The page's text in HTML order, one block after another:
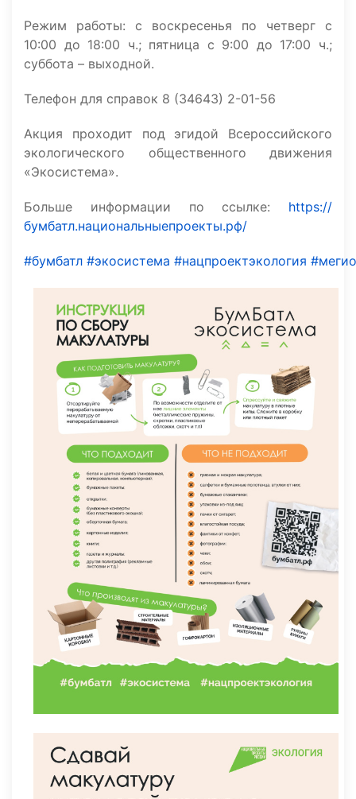
Режим работы: с воскресенья по четверг с
10:00 до 18:00 ч.; пятница с 9:00 до 17:00 ч.;
суббота – выходной.
Телефон для справок 8 (34643) 2-01-56
Акция проходит под эгидой Всероссийского
экологического общественного движения
«Экосистема».
Больше информации по ссылке: https://
бумбатл.национальныепроекты.рф/
#бумбатл #экосистема #нацпроектэкология